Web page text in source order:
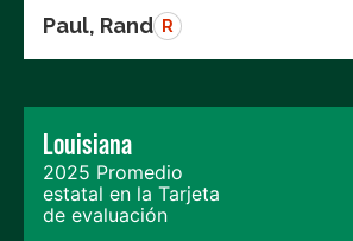
Paul, Rand R
Louisiana
2025 Promedio
estatal en la Tarjeta
de evaluación